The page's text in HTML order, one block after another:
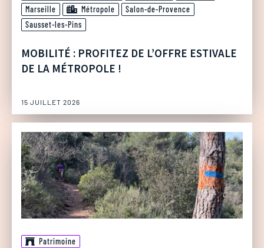
Marseille
Métropole
Salon-de-Provence
Sausset-les-Pins
MOBILITÉ : PROFITEZ DE L’OFFRE ESTIVALE
DE LA MÉTROPOLE !
15 JUILLET 2026
Patrimoine